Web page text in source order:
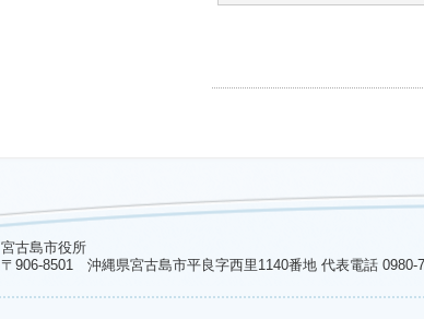
宮古島市役所
〒906-8501 沖縄県宮古島市平良字西里1140番地 代表電話 0980-